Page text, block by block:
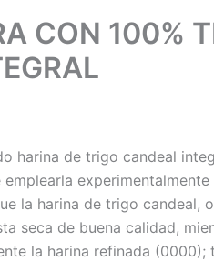
CON 100%
harina de trigo candeal
experimentalmente
la harina de trigo candeal,
seca de buena calidad,
la harina refinada (0000);